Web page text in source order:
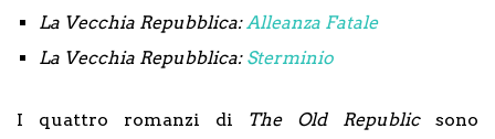
La Vecchia Repubblica:Alleanza Fatale
La Vecchia Repubblica: Sterminio
I quattro romanzi di The Old Republicsono